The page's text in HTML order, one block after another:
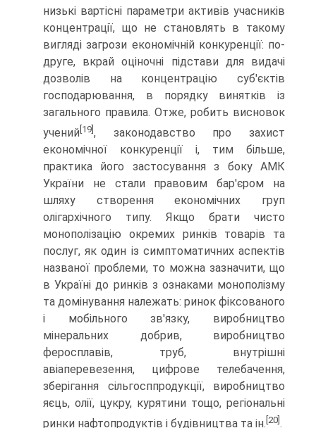
низькі вартісні параметри активів учасників
концентрації, що не становлять в такому
вигляді загрози економічній конкурен­ції: по-
друге, вкрай оціночні підстави для видачі
дозволів на концентрацію суб'єктів
господарювання, в порядку винят­ків із
загального правила. Отже, робить висновок
учений [19], законодавство про захист
економічної конкуренції і, тим більше,
практика його застосування з боку АМК
України не стали правовим бар'єром на
шляху створення економічних груп
олігархічного типу. Якщо брати чисто
монополізацію окремих ринків товарів та
послуг, як один із симптоматич­них аспектів
названої проблеми, то можна зазначити, що
в Україні до ринків з ознаками монополізму
та домінування належать: ринок фіксованого
і мобільного зв'язку, виробни­цтво
мінеральних добрив, виробництво
феросплавів, труб, внутрішні
авіаперевезення, цифрове телебачення,
зберігання сільгосппродукції, виробництво
яєць, олії, цукру, курятини тощо, регіональні
ринки нафтопродуктів і будівництва та ін. [20] .